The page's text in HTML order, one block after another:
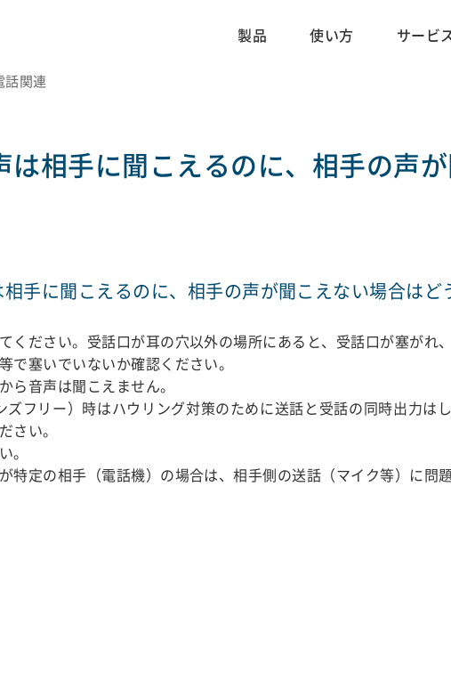
製品 使い方 サービ
話関連
は相手に聞こえるのに、相手の声
手に聞こえるのに、相手の声が聞こえない場合はど
ください。受話口が耳の穴以外の場所にあると、受話口が塞がれ
で塞いでいないか確認ください。
ら音声は聞こえません。
ズフリー）時はハウリング対策のために送話と受話の同時出力
さい。
。
特定の相手（電話機）の場合は、相手側の送話（マイク等）に問